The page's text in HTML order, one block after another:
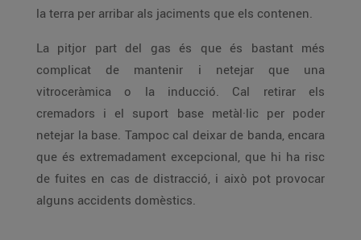
la terra per arribar als jaciments que els contenen.
La pitjor part del gas és que és bastant més
complicat de mantenir i netejar que una
vitroceràmica o la inducció. Cal retirar els
cremadors i el suport base metàl·lic per poder
netejar la base. Tampoc cal deixar de banda, encara
que és extremadament excepcional, que hi ha risc
de fuites en cas de distracció, i això pot provocar
alguns accidents domèstics.